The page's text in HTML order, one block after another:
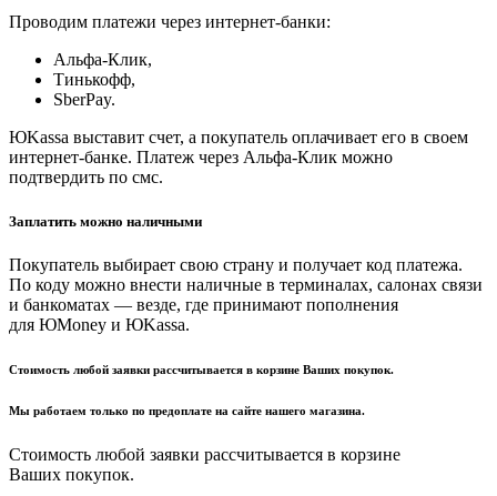
Проводим платежи через интернет-банки:
Альфа-Клик,
Тинькофф,
SberPay.
ЮKassa выставит счет, а покупатель оплачивает его в своем
интернет-банке. Платеж через Альфа-Клик можно
подтвердить по смс.
Заплатить можно наличными
Покупатель выбирает свою страну и получает код платежа.
По коду можно внести наличные в терминалах, салонах связи
и банкоматах — везде, где принимают пополнения
для ЮMoney и ЮKassa.
Стоимость любой заявки рассчитывается в корзине Ваших покупок.
Мы работаем только по предоплате на сайте нашего магазина.
Стоимость любой заявки рассчитывается в корзине
Ваших покупок.